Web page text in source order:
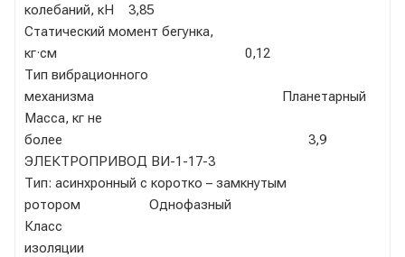
колебаний, кН 3,85
Статический момент бегунка,
кг·см 0,12
Тип вибрационного
механизма Планетарный
Масса, кг не
более 3,9
ЭЛЕКТРОПРИВОД ВИ-1-17-3
Тип: асинхронный с коротко – замкнутым
ротором Однофазный
Класс
изоляции